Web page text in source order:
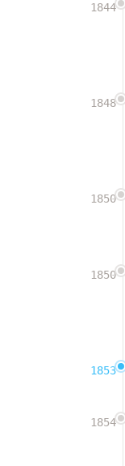
1844
1848
1850
1850
1853
1854